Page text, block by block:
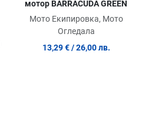
мотор BARRACUDA GREEN
Мото Екипировка, Мото
Огледала
13,29 € / 26,00 лв.